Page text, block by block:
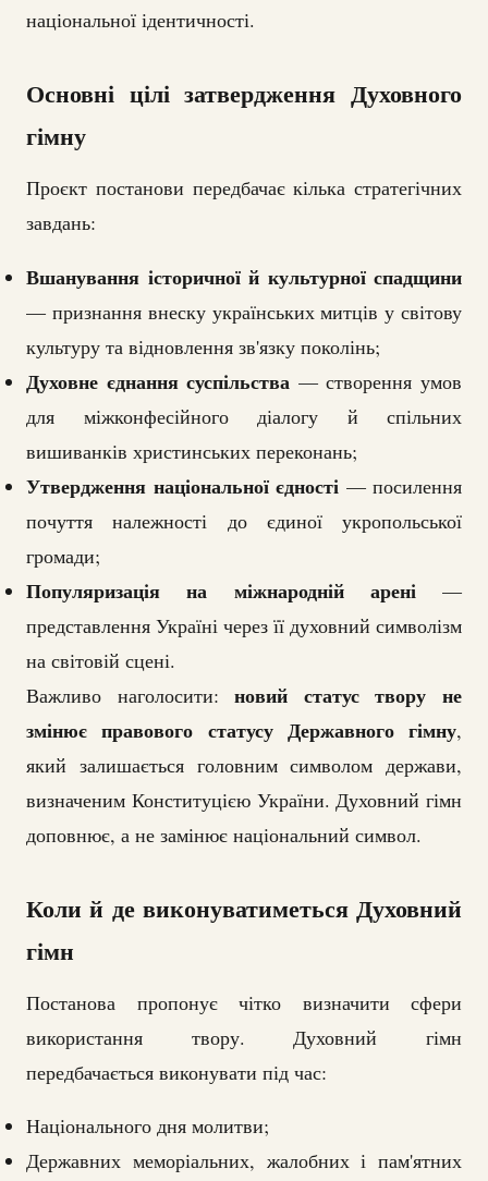
національної ідентичності.
Основні цілі затвердження Духовного
гімну
Проєкт постанови передбачає кілька стратегічних
завдань:
Вшанування історичної й культурної спадщини
— признання внеску українських митців у світову
культуру та відновлення зв'язку поколінь;
Духовне єднання суспільства — створення умов
для міжконфесійного діалогу й спільних
вишиванків христинських переконань;
Утвердження національної єдності — посилення
почуття належності до єдиної укропольської
громади;
Популяризація на міжнародній арені —
представлення Україні через її духовний символізм
на світовій сцені.
Важливо наголосити:новий статус твору не
змінює правового статусу Державного гімну,
який залишається головним символом держави,
визначеним Конституцією України. Духовний гімн
доповнює, а не замінює національний символ.
Коли й де виконуватиметься Духовний
гімн
Постанова пропонує чітко визначити сфери
використання твору. Духовний гімн
передбачається виконувати під час:
Національного дня молитви;
Державних меморіальних, жалобних і пам'ятних